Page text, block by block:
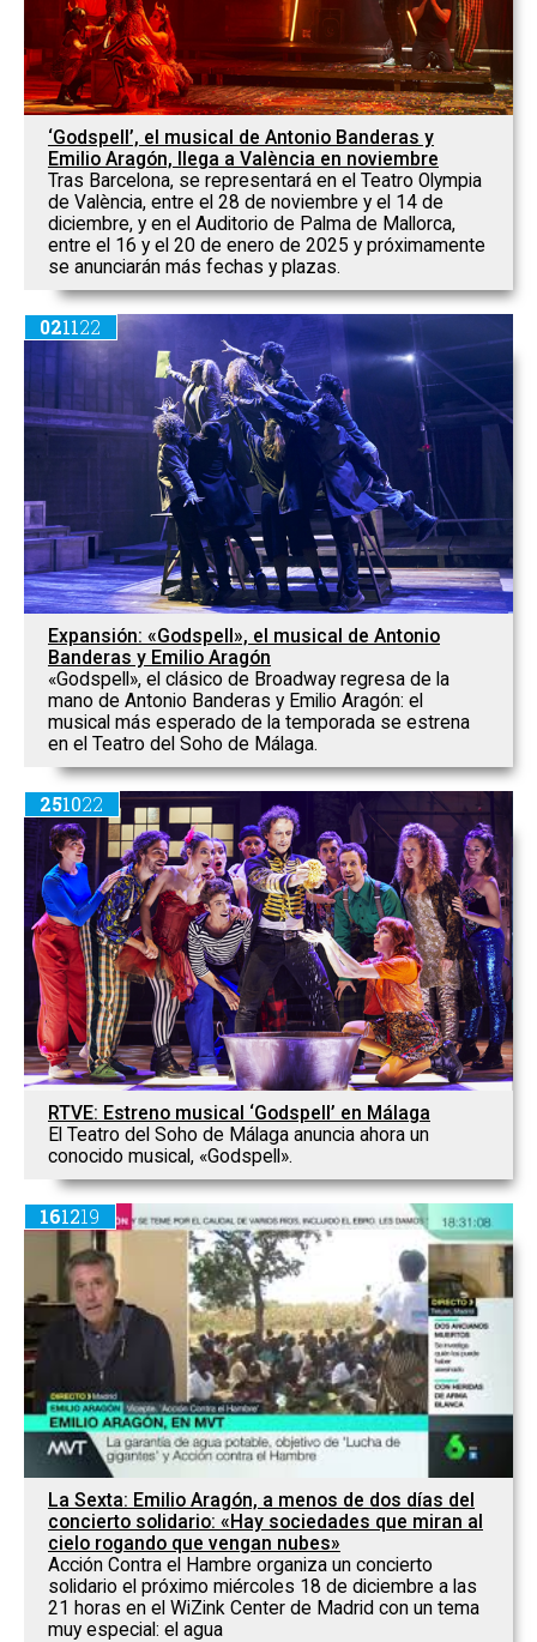
‘Godspell’, el musical de Antonio Banderas y
Emilio Aragón, llega a València en noviembre
Tras Barcelona, se representará en el Teatro Olympia
de València, entre el 28 de noviembre y el 14 de
diciembre, y en el Auditorio de Palma de Mallorca,
entre el 16 y el 20 de enero de 2025 y próximamente
se anunciarán más fechas y plazas.
021122
Expansión: «Godspell», el musical de Antonio
Banderas y Emilio Aragón
«Godspell», el clásico de Broadway regresa de la
mano de Antonio Banderas y Emilio Aragón: el
musical más esperado de la temporada se estrena
en el Teatro del Soho de Málaga.
251022
RTVE: Estreno musical ‘Godspell’ en Málaga
El Teatro del Soho de Málaga anuncia ahora un
conocido musical, «Godspell».
161219
La Sexta: Emilio Aragón, a menos de dos días del
concierto solidario: «Hay sociedades que miran al
cielo rogando que vengan nubes»
Acción Contra el Hambre organiza un concierto
solidario el próximo miércoles 18 de diciembre a las
21 horas en el WiZink Center de Madrid con un tema
muy especial: el agua